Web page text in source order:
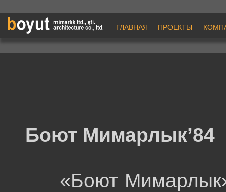
ГЛАВНАЯ ПРОЕКТЫ
Боют Мимарлык’84
«Боют Мимарлык»